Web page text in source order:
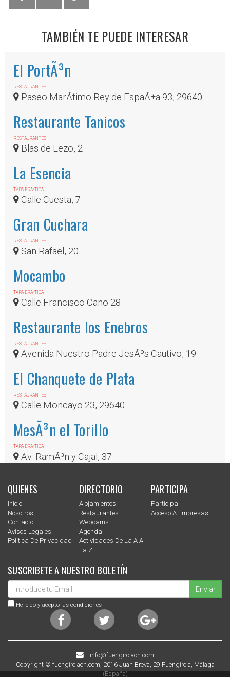
TAMBIÉN TE PUEDE INTERESAR
El PortÃ³n
RESTAURANTES
Paseo MarÃ­timo Rey de EspaÃ±a 93, 29640
Restaurante Tanicos
RESTAURANTES
Blas de Lezo, 2
La Esencia
TAPA ERÃ³TICA
Calle Cuesta, 7
Gran Cuchara
RESTAURANTES
San Rafael, 20
Mocambo
TAPA ERÃ³TICA
Calle Francisco Cano 28
Restaurante los Enebros
RESTAURANTES
Avenida Nuestro Padre JesÃºs Cautivo, 19 -
El Chanquete de Plata
RESTAURANTES
Calle Moncayo 23, 29640
MesÃ³n el Torillo
TAPA ERÃ³TICA
Av. RamÃ³n y Cajal, 37
QUIENES
Inicio
Nosotros
Contacto
Avisos Legales
Política De Privacidad
DIRECTORIO
Alojamientos
Restaurantes
Webcams
Agenda
Actividades De La A A
La Z
PARTICIPA
Participa
Acceso A Empresas
SUSCRIBETE A NUESTRO BOLETÍN
Enviar
He leido y acepto las condiciones
info@fuengirolaon.com
Copyright © fuengirolaon.com, 2016 Juan Breva, 29 Fuengirola, Málaga
(España)